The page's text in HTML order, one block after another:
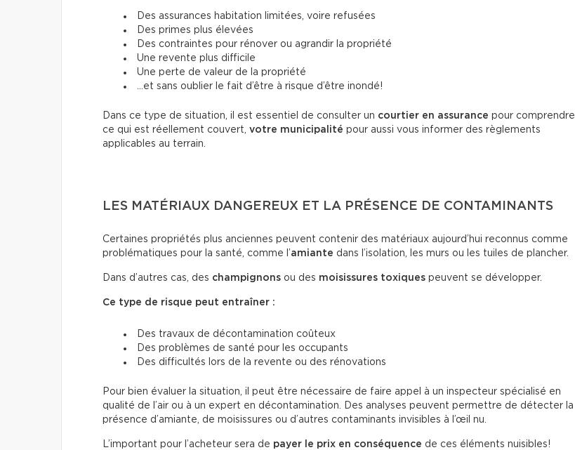
Des assurances habitation limitées, voire refusées
Des primes plus élevées
Des contraintes pour rénover ou agrandir la propriété
Une revente plus difficile
Une perte de valeur de la propriété
…et sans oublier le fait d’être à risque d’être inondé!
Dans ce type de situation, il est essentiel de consulter un courtier en assurance pour comprendre
ce qui est réellement couvert, votre municipalité pour aussi vous informer des règlements
applicables au terrain.
LES MATÉRIAUX DANGEREUX ET LA PRÉSENCE DE CONTAMINANTS
Certaines propriétés plus anciennes peuvent contenir des matériaux aujourd’hui reconnus comme
problématiques pour la santé, comme l’amiante dans l’isolation, les murs ou les tuiles de plancher.
Dans d’autres cas, des champignons ou des moisissures toxiques peuvent se développer.
Ce type de risque peut entraîner :
Des travaux de décontamination coûteux
Des problèmes de santé pour les occupants
Des difficultés lors de la revente ou des rénovations
Pour bien évaluer la situation, il peut être nécessaire de faire appel à un inspecteur spécialisé en
qualité de l’air ou à un expert en décontamination. Des analyses peuvent permettre de détecter la
présence d’amiante, de moisissures ou d’autres contaminants invisibles à l’œil nu.
L’important pour l’acheteur sera de payer le prix en conséquence de ces éléments nuisibles!